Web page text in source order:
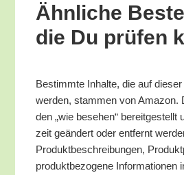
Ähn­li­che
die Du prü­fen
Bestimm­te Inhal­te, die auf
wer­den, stam­men von Ama­zon.
den „wie bese­hen“
zeit geän­dert oder ent­fernt
Pro­dukt­be­schrei­bun­gen,
pro­dukt­be­zo­ge­ne Infor­ma­tio­nen